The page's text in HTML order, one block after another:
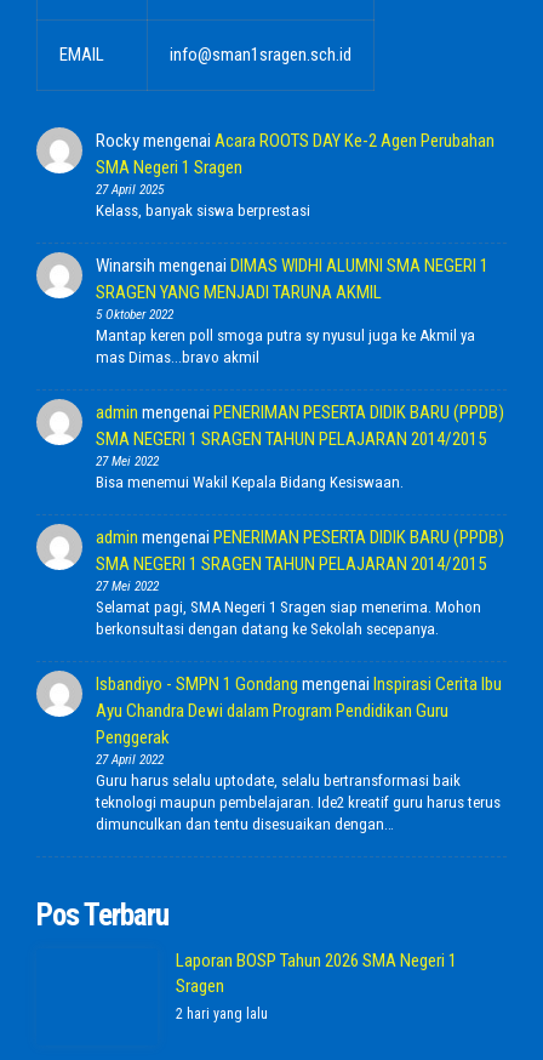
EMAIL info@sman1sragen.sch.id
Rockymengenai Acara ROOTS DAY Ke-2 Agen Perubahan
SMA Negeri 1 Sragen
27 April 2025
Kelass, banyak siswa berprestasi
Winarsih mengenai DIMAS WIDHI ALUMNI SMA NEGERI 1
SRAGEN YANG MENJADI TARUNA AKMIL
5 Oktober 2022
Mantap keren poll smoga putra sy nyusul juga ke Akmil ya
mas Dimas...bravo akmil
admin mengenai PENERIMAN PESERTA DIDIK BARU (PPDB)
SMA NEGERI 1 SRAGEN TAHUN PELAJARAN 2014/2015
27 Mei 2022
Bisa menemui Wakil Kepala Bidang Kesiswaan.
admin mengenai PENERIMAN PESERTA DIDIK BARU (PPDB)
SMA NEGERI 1 SRAGEN TAHUN PELAJARAN 2014/2015
27 Mei 2022
Selamat pagi, SMA Negeri 1 Sragen siap menerima. Mohon
berkonsultasi dengan datang ke Sekolah secepanya.
Isbandiyo - SMPN 1 Gondang mengenai Inspirasi Cerita Ibu
Ayu Chandra Dewi dalam Program Pendidikan Guru
Penggerak
27 April 2022
Guru harus selalu uptodate, selalu bertransformasi baik
teknologi maupun pembelajaran. Ide2 kreatif guru harus terus
dimunculkan dan tentu disesuaikan dengan…
Pos Terbaru
Laporan BOSP Tahun 2026 SMA Negeri 1
Sragen
2 hari yang lalu